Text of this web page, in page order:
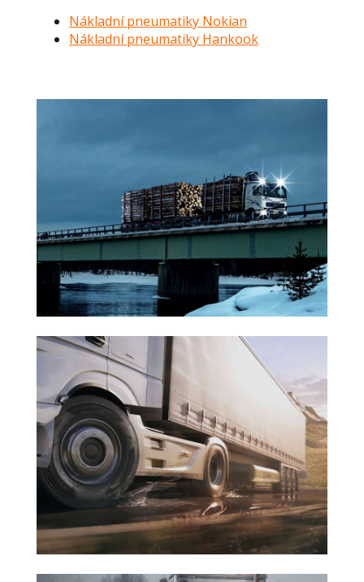
Nákladní pneumatiky Nokian
Nákladní pneumatiky Hankook